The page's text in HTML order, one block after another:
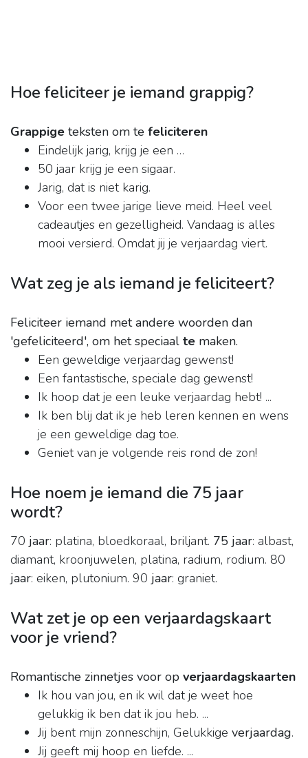
Hoe feliciteer je iemand grappig?
Grappige teksten om te feliciteren
Eindelijk jarig, krijg je een …
50 jaar krijg je een sigaar.
Jarig, dat is niet karig.
Voor een twee jarige lieve meid. Heel veel
cadeautjes en gezelligheid. Vandaag is alles
mooi versierd. Omdat jij je verjaardag viert.
Wat zeg je als iemand je feliciteert?
Feliciteer iemand met andere woorden dan
'gefeliciteerd', om het speciaal te maken.
Een geweldige verjaardag gewenst!
Een fantastische, speciale dag gewenst!
Ik hoop dat je een leuke verjaardag hebt! ...
Ik ben blij dat ik je heb leren kennen en wens
je een geweldige dag toe.
Geniet van je volgende reis rond de zon!
Hoe noem je iemand die 75 jaar
wordt?
70 jaar: platina, bloedkoraal, briljant. 75 jaar: albast,
diamant, kroonjuwelen, platina, radium, rodium. 80
jaar: eiken, plutonium. 90 jaar: graniet.
Wat zet je op een verjaardagskaart
voor je vriend?
Romantische zinnetjes voor op verjaardagskaarten
Ik hou van jou, en ik wil dat je weet hoe
gelukkig ik ben dat ik jou heb. ...
Jij bent mijn zonneschijn, Gelukkige verjaardag.
Jij geeft mij hoop en liefde. ...